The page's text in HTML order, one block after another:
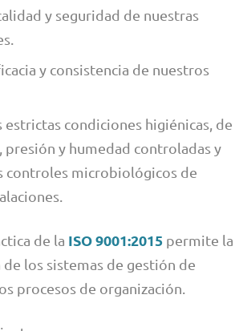
y seguridad de nuestras
y consistencia de nuestros
estrictas condiciones higiénicas, de
presión y humedad controladas y
controles microbiológicos de
de la ISO 9001:2015 permite la
los sistemas de gestión de
procesos de organización.